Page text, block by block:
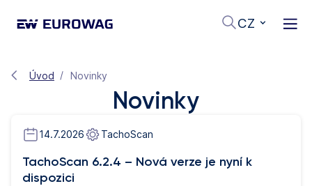
CZ
Úvod Novinky
Novinky
14.7.2026 TachoScan
TachoScan 6.2.4 – Nová verze je nyní k
dispozici